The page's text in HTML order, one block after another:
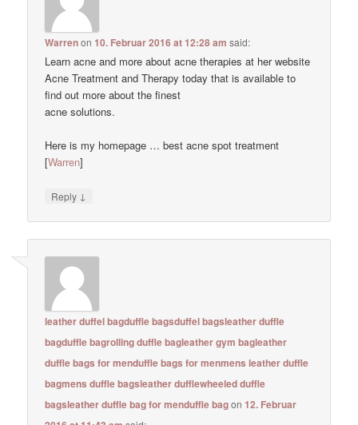
Warrenon10. Februar 2016 at 12:28 am said:
Learn acne and more about acne therapies at her website
Acne Treatment and Therapy today that is available to
find out more about the finest
acne solutions.
Here is my homepage … best acne spot treatment
[Warren]
Reply ↓
leather duffel bagduffle bagsduffel bagsleather duffle
bagduffle bagrolling duffle bagleather gym bagleather
duffle bags for menduffle bags for menmens leather duffle
bagmens duffle bagsleather dufflewheeled duffle
bagsleather duffle bag for menduffle bagon12. Februar